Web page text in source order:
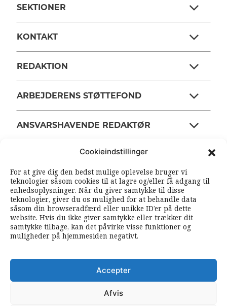
Cookieindstillinger
For at give dig den bedst mulige oplevelse bruger vi
teknologier såsom cookies til at lagre og/eller få adgang til
enhedsoplysninger. Når du giver samtykke til disse
teknologier, giver du os mulighed for at behandle data
såsom din browseradfærd eller unikke ID’er på dette
website. Hvis du ikke giver samtykke eller trækker dit
samtykke tilbage, kan det påvirke visse funktioner og
muligheder på hjemmesiden negativt.
Accepter
Afvis
SEKTIONER
KONTAKT
REDAKTION
ARBEJDERENS STØTTEFOND
ANSVARSHAVENDE REDAKTØR
SOUNDCLOUD RSS FEEDS
FØLG ARBEJDEREN